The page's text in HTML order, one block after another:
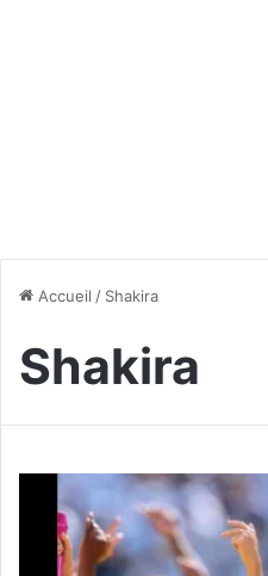
Accueil / Shakira
Shakira